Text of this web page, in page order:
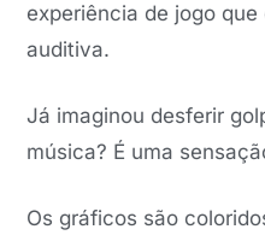
experiência de jogo
auditiva.
Já imaginou desferir
música? É uma
Os gráficos são